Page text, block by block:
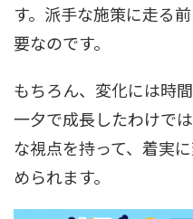
す。派手な施策に走る
要なのです。
もちろん、変化には時
一夕で成長したわけで
な視点を持って、着実
められます。